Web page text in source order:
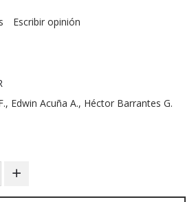
Escribir opinión
Edwin Acuña A., Héctor Barrantes G.